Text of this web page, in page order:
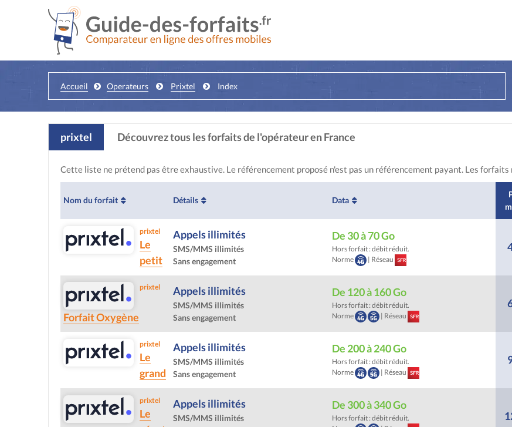
Accueil Operateurs Prixtel Index
prixtel Découvrez tous les forfaits de l'opérateur en France
Cette liste ne prétend pas être exhaustive. Le référencement proposé n'est pas un référencement payant. Les forfaits
Nom du forfait Détails Data
prixtel
Le
petit
Appels illimités
SMS/MMS illimités
Sans engagement
De 30 à 70 Go
Hors forfait : débit réduit.
Norme
| Réseau
prixtel
Forfait Oxygène
Appels illimités
SMS/MMS illimités
Sans engagement
De 120 à 160 Go
Hors forfait : débit réduit.
Norme
| Réseau
prixtel
Le
grand
Appels illimités
SMS/MMS illimités
Sans engagement
De 200 à 240 Go
Hors forfait : débit réduit.
Norme
| Réseau
prixtel
Le
Appels illimités
SMS/MMS illimités
De 300 à 340 Go
Hors forfait : débit réduit.